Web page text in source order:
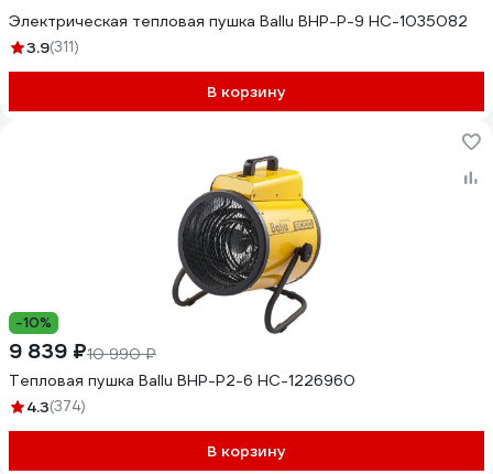
Электрическая тепловая пушка Ballu BHP-P-9 НС-1035082
3.9(311)
В корзину
-10%
9 839 ₽10 990 ₽
Тепловая пушка Ballu BHP-P2-6 НС-1226960
4.3(374)
В корзину